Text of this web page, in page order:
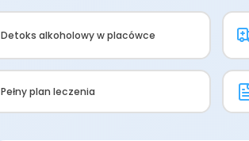
Detoks alkoholowy w placówce
Pełny plan leczenia